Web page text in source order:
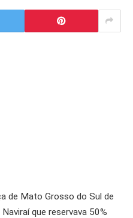
de Mato Grosso do Sul de
que reservava 50%